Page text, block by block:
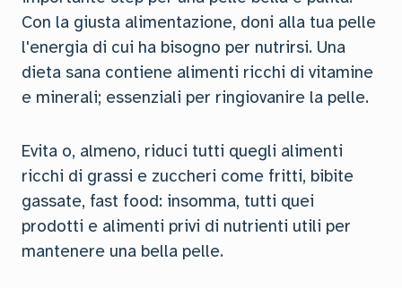
Con la giusta alimentazione, doni alla tua pelle
l'energia di cui ha bisogno per nutrirsi. Una
dieta sana contiene alimenti ricchi di vitamine
e minerali; essenziali per ringiovanire la pelle.
Evita o, almeno, riduci tutti quegli alimenti
ricchi di grassi e zuccheri come fritti, bibite
gassate, fast food: insomma, tutti quei
prodotti e alimenti privi di nutrienti utili per
mantenere una bella pelle.